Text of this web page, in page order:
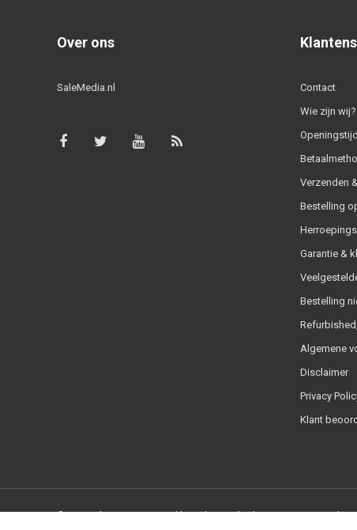
Over ons
SaleMedia.nl
Contact
Wie zijn wij?
Verzenden
Bestelling
Garantie &
Bestelling
Algemene
Disclaimer
Privacy
Klant
© Copyright 2026 - Powered byLightspeed- Theme ByDMWSxPlus+